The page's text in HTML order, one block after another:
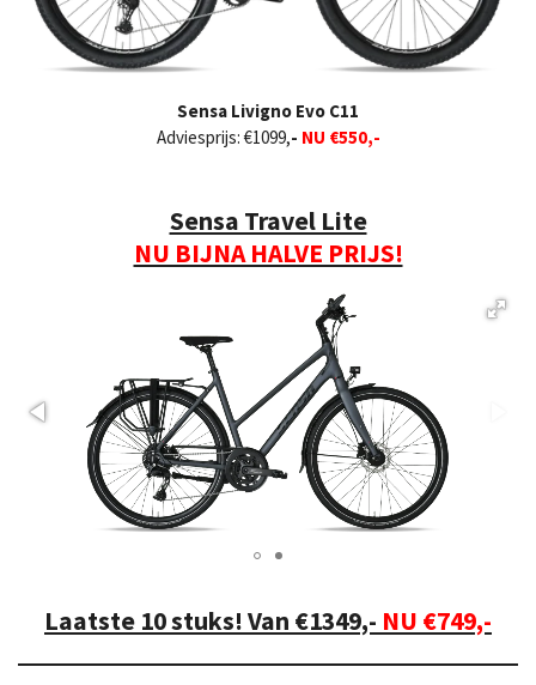
Sensa Livigno Evo C11
Adviesprijs: €1099,- NU €550,-
Sensa Travel Lite
NU BIJNA HALVE PRIJS!
Laatste 10 stuks! Van €1349,- NU €749,-